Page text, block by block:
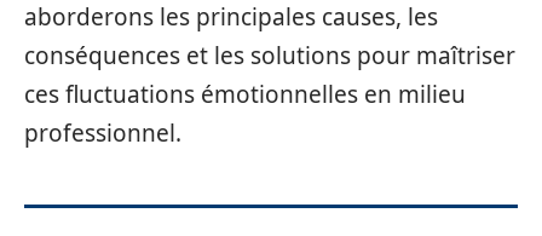
aborderons les principales causes, les
conséquences et les solutions pour maîtriser
ces fluctuations émotionnelles en milieu
professionnel.